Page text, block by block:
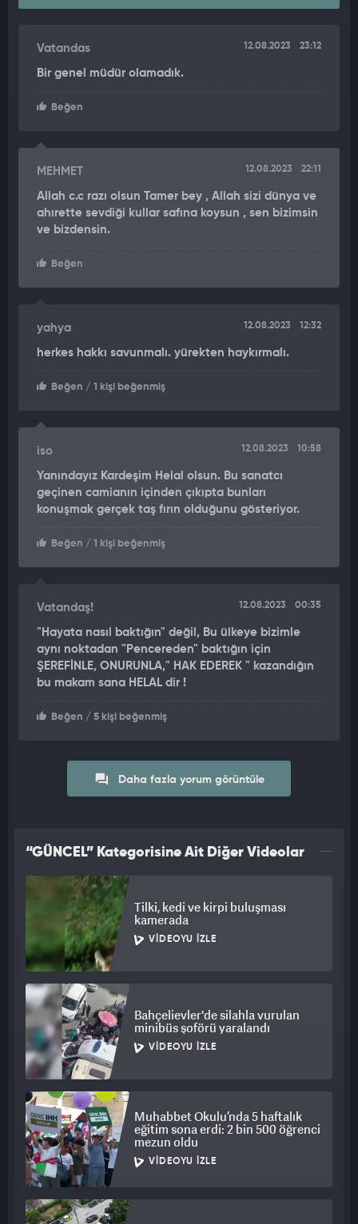
Vatandas 12.08.2023 23:12
Bir genel müdür olamadık.
Beğen
MEHMET 12.08.2023 22:11
Allah c.c razı olsun Tamer bey , Allah sizi dünya ve
ahırette sevdiği kullar safına koysun , sen bizimsin
ve bizdensin.
Beğen
yahya 12.08.2023 12:32
herkes hakkı savunmalı. yürekten haykırmalı.
Beğen / 1 kişi beğenmiş
iso 12.08.2023 10:58
Yanındayız Kardeşim Helal olsun. Bu sanatcı
geçinen camianın içinden çıkıpta bunları
konuşmak gerçek taş fırın olduğunu gösteriyor.
Beğen / 1 kişi beğenmiş
Vatandaş! 12.08.2023 00:35
"Hayata nasıl baktığın" değil, Bu ülkeye bizimle
aynı noktadan "Pencereden" baktığın için
ŞEREFİNLE, ONURUNLA," HAK EDEREK " kazandığın
bu makam sana HELAL dir !
Beğen / 5 kişi beğenmiş
Daha fazla yorum görüntüle
“GÜNCEL” Kategorisine Ait Diğer Videolar
Tilki, kedi ve kirpi buluşması
kamerada
VIDEOYU İZLE
Bahçelievler'de silahla vurulan
minibüs şoförü yaralandı
VIDEOYU İZLE
Muhabbet Okulu’nda 5 haftalık
eğitim sona erdi: 2 bin 500 öğrenci
mezun oldu
VIDEOYU İZLE